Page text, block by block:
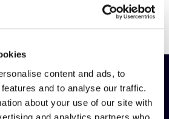
content and ads, to
and to analyse our traffic.
about your use of our site with
and analytics partners who
PreviousNext
nuestro boletín